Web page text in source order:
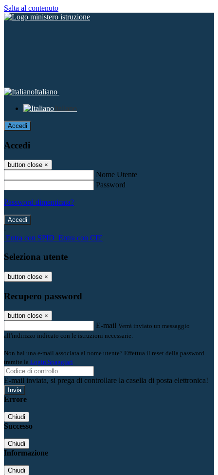
Salta al contenuto
Italiano
Italiano
Accedi
Accedi
button close ×
Nome Utente
Password
Password dimenticata?
-
Entra con SPID Entra con CIE
Seleziona utente
button close ×
Recupero password
button close ×
E-mail Verrà inviato un messaggio
all'indirizzo indicato con le istruzioni necessarie.
Non hai una e-mail associata al nome utente? Effettua il reset della password
tramite la Login Spaggiari
E-mail inviata, si prega di controllare la casella di posta elettronica!
Errore
Chiudi
Successo
Chiudi
Informazione
Chiudi